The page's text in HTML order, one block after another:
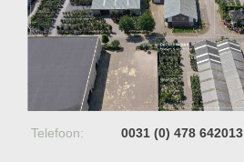
Telefoon: 0031 (0) 478 642013